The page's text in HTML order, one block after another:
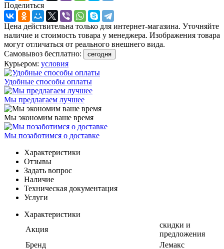
Поделиться
Цена действительна только для интернет-магазина. Уточняйте
наличие и стоимость товара у менеджера. Изображения товара
могут отличаться от реального внешнего вида.
Самовывоз бесплатно:
сегодня
Курьером: условия
Удобные способы оплаты
Мы предлагаем лучшее
Мы экономим ваше время
Мы позаботимся о доставке
Характеристики
Отзывы
Задать вопрос
Наличие
Техническая документация
Услуги
Характеристики
Акция
скидки и
предложения
Бренд
Лемакс